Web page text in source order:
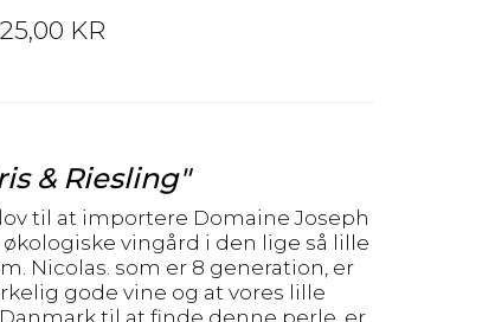
KR
& Riesling"
til at importere Domaine Joseph
vingård i den lige så lille
Nicolas. som er 8 generation, er
gode vine og at vores lille
til at finde denne perle, er